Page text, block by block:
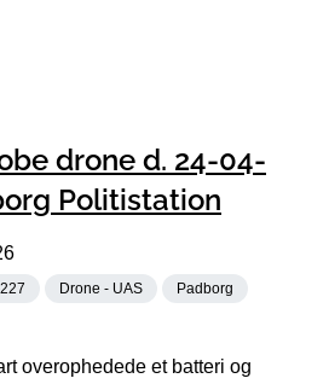
drone d. 24-04-
Politistation
Drone - UAS Padborg
overophedede et batteri og